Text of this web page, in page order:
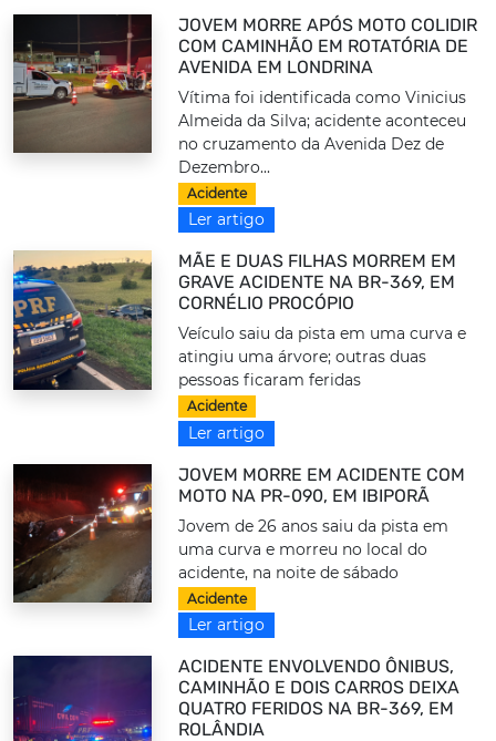
JOVEM MORRE APÓS MOTO COLIDIR
COM CAMINHÃO EM ROTATÓRIA DE
AVENIDA EM LONDRINA
Vítima foi identificada como Vinicius
Almeida da Silva; acidente aconteceu
no cruzamento da Avenida Dez de
Dezembro...
Acidente
Ler artigo
MÃE E DUAS FILHAS MORREM EM
GRAVE ACIDENTE NA BR-369, EM
CORNÉLIO PROCÓPIO
Veículo saiu da pista em uma curva e
atingiu uma árvore; outras duas
pessoas ficaram feridas
Acidente
Ler artigo
JOVEM MORRE EM ACIDENTE COM
MOTO NA PR-090, EM IBIPORÃ
Jovem de 26 anos saiu da pista em
uma curva e morreu no local do
acidente, na noite de sábado
Acidente
Ler artigo
ACIDENTE ENVOLVENDO ÔNIBUS,
CAMINHÃO E DOIS CARROS DEIXA
QUATRO FERIDOS NA BR-369, EM
ROLÂNDIA